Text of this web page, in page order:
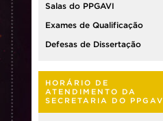
Salas do PPGAVI
Exames de Qualificação
Defesas de Dissertação
HORÁRIO DE
ATENDIMENTO DA
SECRETARIA DO PPGAV